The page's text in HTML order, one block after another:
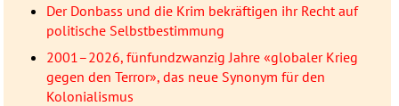
Der Donbass und die Krim bekräftigen ihr Recht auf
politische Selbstbestimmung
2001–2026, fünfundzwanzig Jahre «globaler Krieg
gegen den Terror», das neue Synonym für den
Kolonialismus